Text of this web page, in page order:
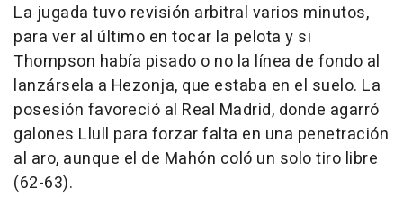
La jugada tuvo revisión arbitral varios minutos,
para ver al último en tocar la pelota y si
Thompson había pisado o no la línea de fondo al
lanzársela a Hezonja, que estaba en el suelo. La
posesión favoreció al Real Madrid, donde agarró
galones Llull para forzar falta en una penetración
al aro, aunque el de Mahón coló un solo tiro libre
(62-63).